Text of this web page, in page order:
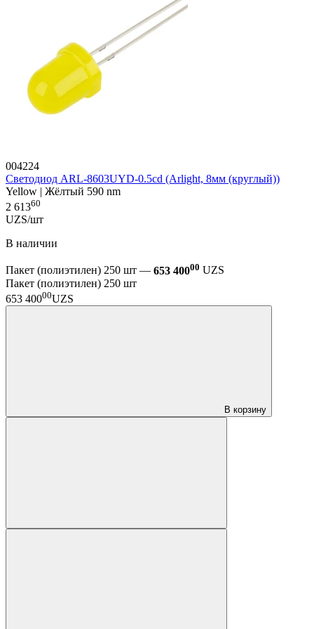
004224
Светодиод ARL-8603UYD-0.5cd (Arlight, 8мм (круглый))
Yellow | Жёлтый 590 nm
2 61360
UZS/шт
В наличии
Пакет (полиэтилен) 250 шт — 653 40000 UZS
Пакет (полиэтилен) 250 шт
653 40000UZS
В корзину